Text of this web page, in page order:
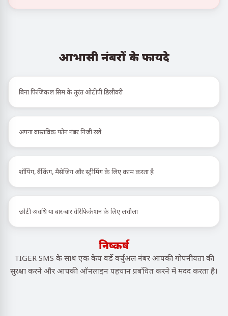
आभासी नंबरों के फायदे
बिना फिजिकल सिम के तुरंत ओटीपी डिलीवरी
अपना वास्तविक फोन नंबर निजी रखें
शॉपिंग, बैंकिंग, मैसेजिंग और स्ट्रीमिंग के लिए काम करता है
छोटी अवधि या बार-बार वेरिफिकेशन के लिए लचीला
निष्कर्ष
TIGER SMS के साथ एक केप वर्डे वर्चुअल नंबर आपकी गोपनीयता की
सुरक्षा करने और आपकी ऑनलाइन पहचान प्रबंधित करने में मदद करता है।